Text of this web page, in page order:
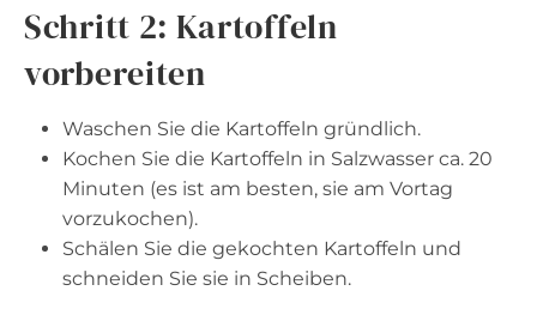
Schritt 2: Kartoffeln
vorbereiten
Waschen Sie die Kartoffeln gründlich.
Kochen Sie die Kartoffeln in Salzwasser ca. 20
Minuten (es ist am besten, sie am Vortag
vorzukochen).
Schälen Sie die gekochten Kartoffeln und
schneiden Sie sie in Scheiben.